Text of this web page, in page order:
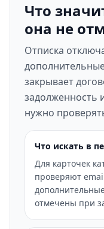
Что
она не
Отписка
закрывает
задолженность
нужно
Что искать в
Для карточек
проверяют
отмечены при